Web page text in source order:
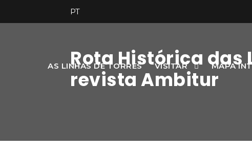
PT
AS LINHAS DE TORRES VISITAR MAPA
Rota Histórica das
revista Ambitur